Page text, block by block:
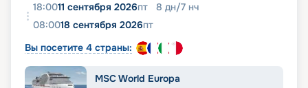
18:0011 сентября 2026пт 8 дн/7 нч
08:0018 сентября 2026пт
Вы посетите 4 страны:
MSC World Europa